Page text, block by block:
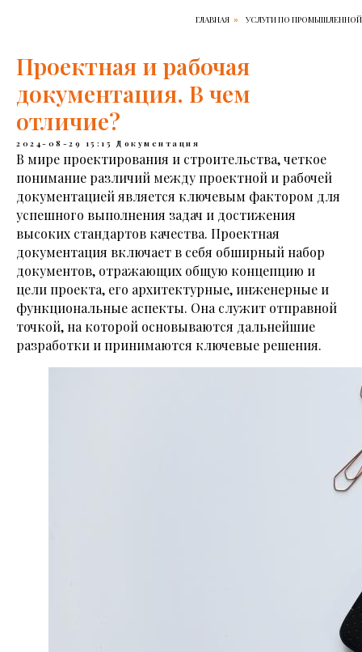
ГЛАВНАЯ » УСЛУГИ ПО
Проектная и рабочая
документация. В чем
отличие?
2024-08-29 15:15 Документация
В мире проектирования и строительства, четкое
понимание различий между проектной и рабочей
документацией является ключевым фактором для
успешного выполнения задач и достижения
высоких стандартов качества. Проектная
документация включает в себя обширный набор
документов, отражающих общую концепцию и
цели проекта, его архитектурные, инженерные и
функциональные аспекты. Она служит отправной
точкой, на которой основываются дальнейшие
разработки и принимаются ключевые решения.